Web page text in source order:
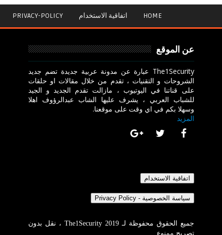
HOME اتفاقية الاستخدام PRIVACY-POLICY
عن الموقع
The1Security عبارة عن مدونة عربية جديدة تضم جديد
الشروحات و التقنيات ، تقدم من خلال مقالات او حلقات
على قناتنا في اليوتيوب ، مازالت تقدم الجديد و الجيد
للشباب العربي ، يشرف عليها الشاب عبدالرؤوف اهلا
وسهلا بكم في اي وقت على موقعنا.
المزيد
جميع الحقوق محفوظة لـ The1Security 2019 ، نقل بدون
تصريح ممنوع